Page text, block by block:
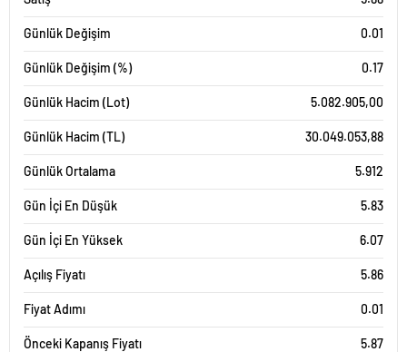
Günlük Değişim 0.01
Günlük Değişim (%) 0.17
Günlük Hacim (Lot) 5.082.905,00
Günlük Hacim (TL) 30.049.053,88
Günlük Ortalama 5.912
Gün İçi En Düşük 5.83
Gün İçi En Yüksek 6.07
Açılış Fiyatı 5.86
Fiyat Adımı 0.01
Önceki Kapanış Fiyatı 5.87